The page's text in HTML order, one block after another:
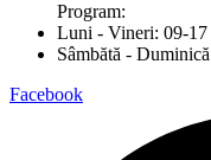
Program:
Luni - Vineri: 09-17
Sâmbătă -
Facebook